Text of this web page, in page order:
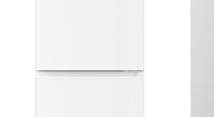
Tabla interactiva